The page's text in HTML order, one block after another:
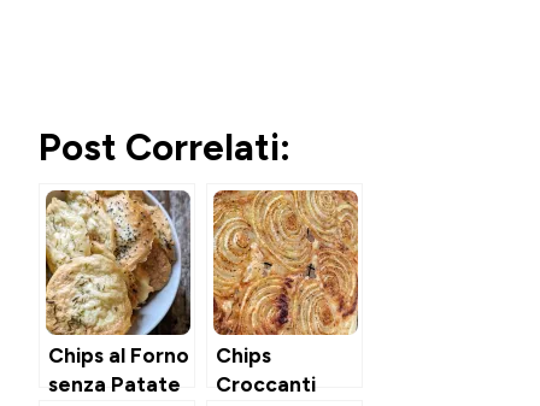
Post Correlati:
Chips al Forno
senza Patate
Chips
Croccanti